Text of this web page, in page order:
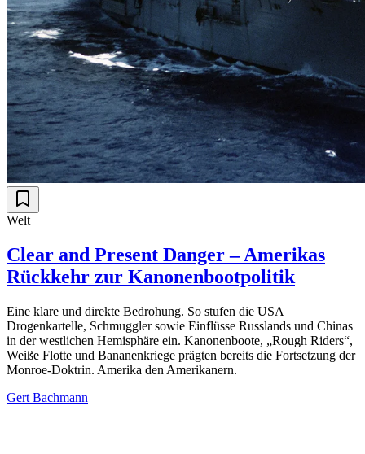
Welt
Clear and Present Danger – Amerikas
Rückkehr zur Kanonenbootpolitik
Eine klare und direkte Bedrohung. So stufen die USA
Drogenkartelle, Schmuggler sowie Einflüsse Russlands und Chinas
in der westlichen Hemisphäre ein. Kanonenboote, „Rough Riders“,
Weiße Flotte und Bananenkriege prägten bereits die Fortsetzung der
Monroe-Doktrin. Amerika den Amerikanern.
Gert Bachmann